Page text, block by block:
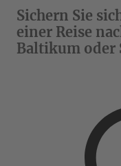
Sichern Sie
einer Reise
Baltikum